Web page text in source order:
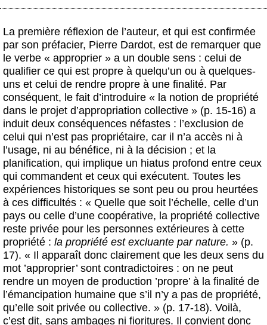
La première réflexion de l’auteur, et qui est confirmée
par son préfacier, Pierre Dardot, est de remarquer que
le verbe « approprier » a un double sens : celui de
qualifier ce qui est propre à quelqu’un ou à quelques-
uns et celui de rendre propre à une finalité. Par
conséquent, le fait d’introduire « la notion de propriété
dans le projet d’appropriation collective » (p. 15-16) a
induit deux conséquences néfastes : l’exclusion de
celui qui n’est pas propriétaire, car il n’a accès ni à
l’usage, ni au bénéfice, ni à la décision ; et la
planification, qui implique un hiatus profond entre ceux
qui commandent et ceux qui exécutent. Toutes les
expériences historiques se sont peu ou prou heurtées
à ces difficultés : « Quelle que soit l’échelle, celle d’un
pays ou celle d’une coopérative, la propriété collective
reste privée pour les personnes extérieures à cette
propriété : la propriété est excluante par nature. » (p.
17). « Il apparaît donc clairement que les deux sens du
mot ’approprier’ sont contradictoires : on ne peut
rendre un moyen de production ’propre’ à la finalité de
l’émancipation humaine que s’il n’y a pas de propriété,
qu’elle soit privée ou collective. » (p. 17-18). Voilà,
c’est dit, sans ambages ni fioritures. Il convient donc